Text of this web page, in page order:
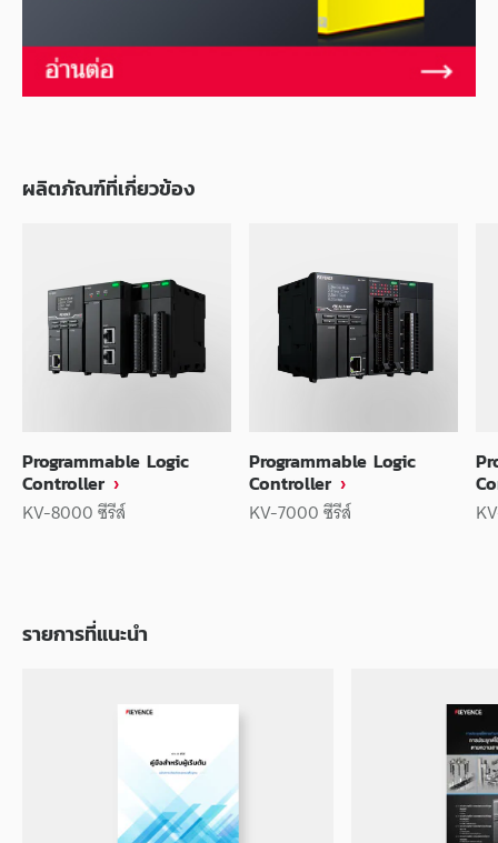
ผลิตภัณฑ์ที่เกี่ยวข้อง
Programmable Logic
Controller
KV-8000 ซีรีส์
Programmable Logic
Controller
KV-7000 ซีรีส์
รายการที่แนะนำ